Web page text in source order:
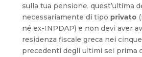
sulla tua pensione, quest’ultima
necessariamente di tipo privato
né ex-INPDAP) e non devi aver
residenza fiscale greca nei
precedenti degli ultimi sei prima